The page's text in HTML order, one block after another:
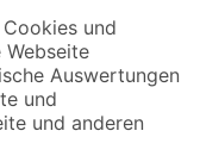
mehr verpassen!